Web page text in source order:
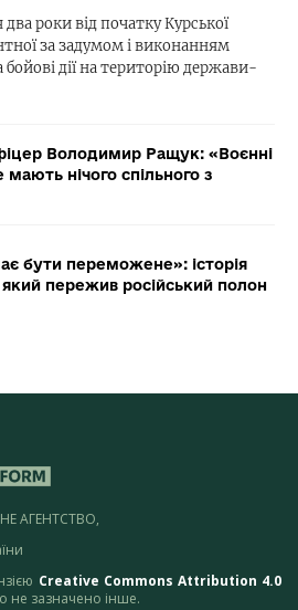
роки від початку Курської
за задумом і виконанням
бойові дії на територію держави-
Володимир Ращук: «Воєнні
нічого спільного з
бути переможене»: історія
який пережив російський полон
АГЕНТСТВО,
Creative Commons Attribution 4.0
не зазначено інше.